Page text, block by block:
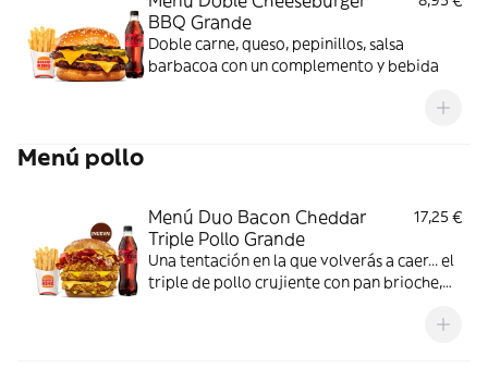
BBQ Grande
Doble carne, queso, pepinillos, salsa
barbacoa con un complemento y bebida
Menú pollo
Menú Duo Bacon Cheddar
Triple Pollo Grande
17,25 €
Una tentación en la que volverás a caer... el
triple de pollo crujiente con pan brioche,
crujientes lonchas de bacon, cebolla frita y